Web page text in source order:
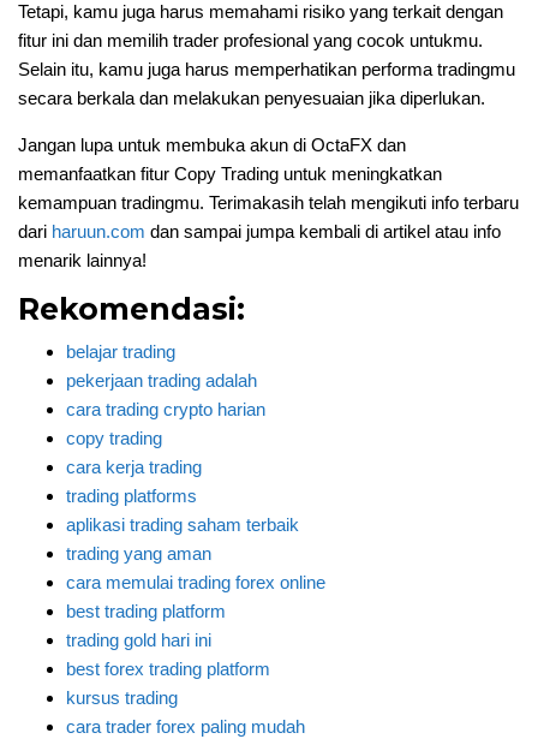
Tetapi, kamu juga harus memahami risiko yang terkait dengan
fitur ini dan memilih trader profesional yang cocok untukmu.
Selain itu, kamu juga harus memperhatikan performa tradingmu
secara berkala dan melakukan penyesuaian jika diperlukan.
Jangan lupa untuk membuka akun di OctaFX dan
memanfaatkan fitur Copy Trading untuk meningkatkan
kemampuan tradingmu. Terimakasih telah mengikuti info terbaru
dari haruun.com dan sampai jumpa kembali di artikel atau info
menarik lainnya!
Rekomendasi:
belajar trading
pekerjaan trading adalah
cara trading crypto harian
copy trading
cara kerja trading
trading platforms
aplikasi trading saham terbaik
trading yang aman
cara memulai trading forex online
best trading platform
trading gold hari ini
best forex trading platform
kursus trading
cara trader forex paling mudah